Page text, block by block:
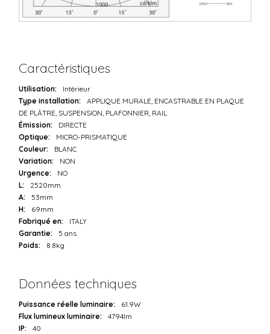
Caractéristiques
Utilisation:
Intérieur
Type installation:
APPLIQUE MURALE, ENCASTRABLE EN PLAQUE
DE PLÂTRE, SUSPENSION, PLAFONNIER, RAIL
Émission:
DIRECTE
Optique:
MICRO-PRISMATIQUE
Couleur:
BLANC
Variation:
NON
Urgence:
NO
L:
2520mm
A:
53mm
H:
69mm
Fabriqué en:
ITALY
Garantie:
5 ans
Poids:
8.8kg
Données techniques
Puissance réelle luminaire:
61.9W
Flux lumineux luminaire:
4794lm
IP:
40